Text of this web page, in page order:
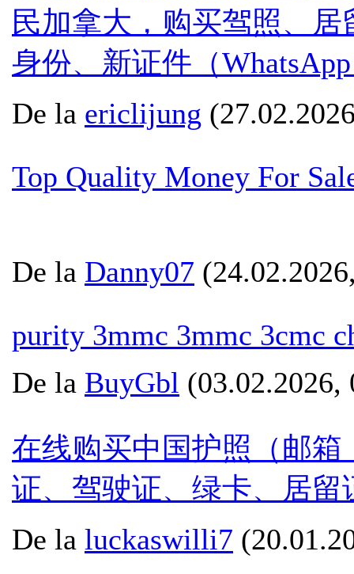
民加拿大，购买驾照、
身份、新证件（
De la ericlijung
Top Quality Money For
De la Danny07
purity 3mmc 3mmc 3cmc
De la BuyGbl (03.02.2026,
在线购买中国护照（邮箱
证、驾驶证、绿卡、居留
De la luckaswilli7